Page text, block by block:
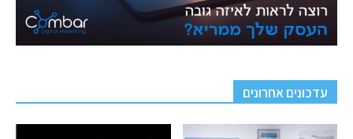
עדכונים אחרונים